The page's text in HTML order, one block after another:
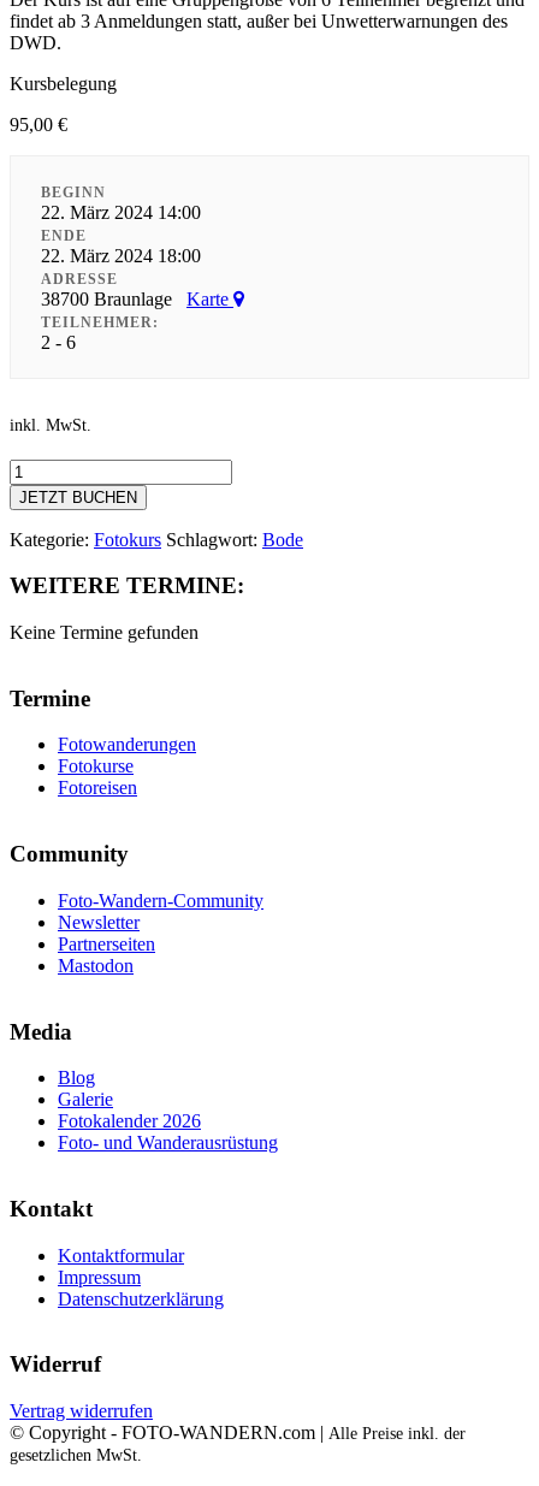
findet ab 3 Anmeldungen statt, außer bei Unwetterwarnungen des
DWD.
Kursbelegung
95,00 €
BEGINN
22. März 2024 14:00
ENDE
22. März 2024 18:00
ADRESSE
38700 Braunlage Karte
TEILNEHMER:
2 - 6
inkl. MwSt.
Fotokurs
Langzeitbelichtung
im
Harz
Menge
JETZT BUCHEN
Kategorie: Fotokurs Schlagwort: Bode
WEITERE TERMINE:
Keine Termine gefunden
Termine
Fotowanderungen
Fotokurse
Fotoreisen
Community
Foto-Wandern-Community
Newsletter
Partnerseiten
Mastodon
Media
Blog
Galerie
Fotokalender 2026
Foto- und Wanderausrüstung
Kontakt
Kontaktformular
Impressum
Datenschutzerklärung
Widerruf
Vertrag widerrufen
© Copyright - FOTO-WANDERN.com | Alle Preise inkl. der
gesetzlichen MwSt.